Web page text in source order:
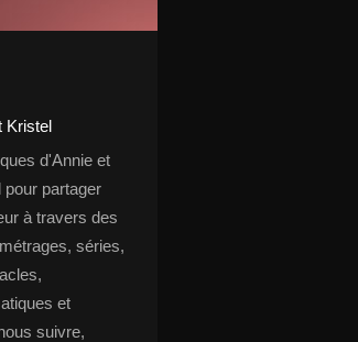
d'Annie et
pour partager
à travers des
séries,
et
suivre,